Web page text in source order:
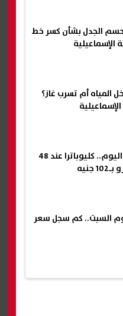
الجدل بشأن كسر خط
الإسماعيلية
المياه أم تسرب غاز؟
أسعار السجائر اليوم.. كليوباترا عند 48
جنيه
السبت.. كم سجل سعر